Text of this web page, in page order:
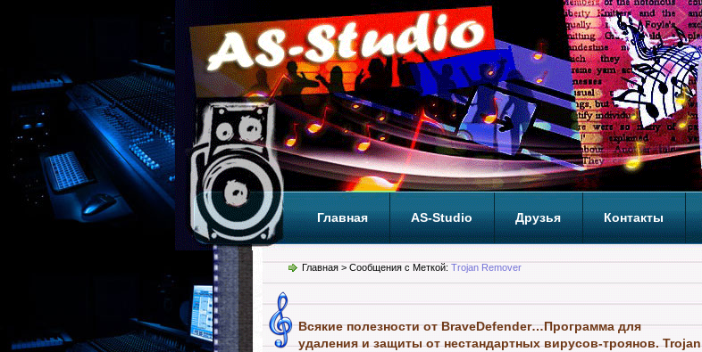
Главная AS-Studio Друзья Контакты
Теги ТОП
Главная > Сообщения с Меткой: Trojan Remover
Всякие полезности от BraveDefender…Программа для
удаления и защиты от нестандартных вирусов-троянов. Trojan